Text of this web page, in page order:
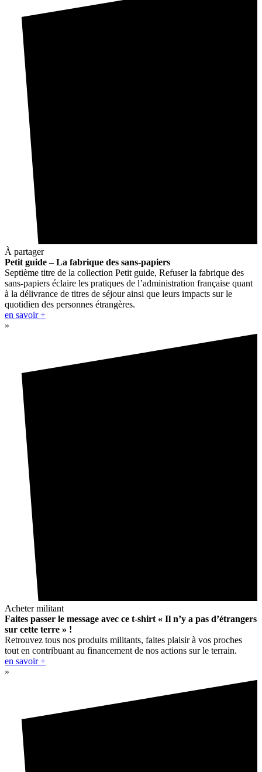
À partager
Petit guide – La fabrique des sans-papiers
Septième titre de la collection Petit guide, Refuser la fabrique des
sans-papiers éclaire les pratiques de l’administration française quant
à la délivrance de titres de séjour ainsi que leurs impacts sur le
quotidien des personnes étrangères.
en savoir +
»
Acheter militant
Faites passer le message avec ce t-shirt « Il n’y a pas d’étrangers
sur cette terre » !
Retrouvez tous nos produits militants, faites plaisir à vos proches
tout en contribuant au financement de nos actions sur le terrain.
en savoir +
»